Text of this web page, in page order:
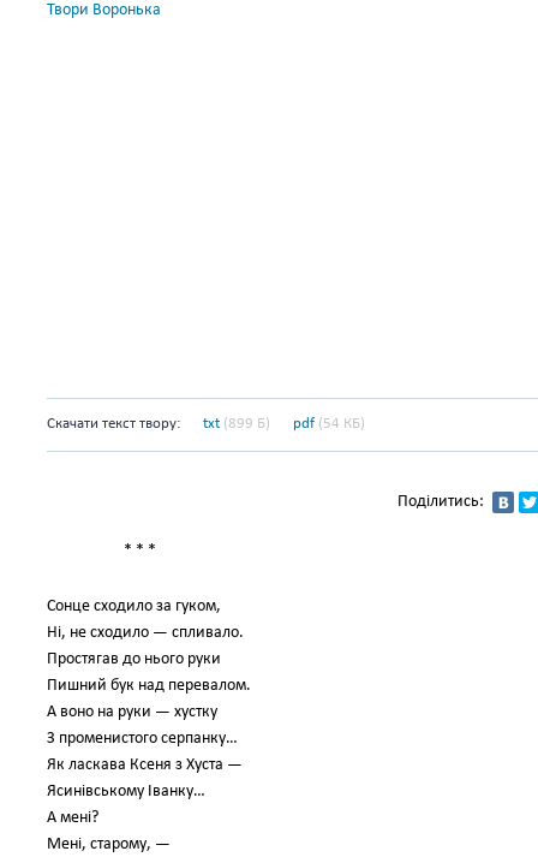
Твори Воронька
Скачати текст твору: txt (899 Б) pdf (54 КБ)
Поділитись:
* * *
Сонце сходило за гуком,
Ні, не сходило — спливало.
Простягав до нього руки
Пишний бук над перевалом.
А воно на руки — хустку
З променистого серпанку…
Як ласкава Ксеня з Хуста —
Ясинівському Іванку…
А мені?
Мені, старому, —